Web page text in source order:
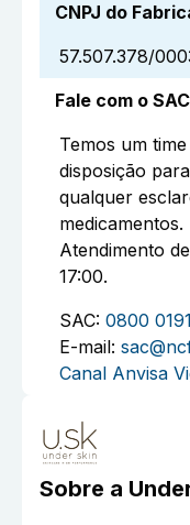
CNPJ do
57.507.378/
Fale com o SAC
Temos um
disposição
qualquer
medicamentos.
Atendimento
17:00.
SAC: 0800
E-mail:
Canal Anvisa
Sobre a